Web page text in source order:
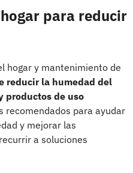
para reducir
hogar y mantenimiento de
reducir la humedad del
productos de uso
recomendados para ayudar
y mejorar las
a soluciones